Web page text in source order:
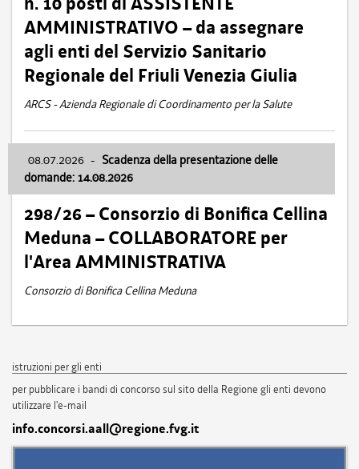
AMMINISTRATIVO – da assegnare
agli enti del Servizio Sanitario
Regionale del Friuli Venezia Giulia
ARCS - Azienda Regionale di Coordinamento per la Salute
08.07.2026 - Scadenza della presentazione delle
domande: 14.08.2026
298/26 – Consorzio di Bonifica Cellina
Meduna – COLLABORATORE per
l'Area AMMINISTRATIVA
Consorzio di Bonifica Cellina Meduna
istruzioni per gli enti
per pubblicare i bandi di concorso sul sito della Regione gli enti devono
utilizzare l'e-mail
info.concorsi.aall@regione.fvg.it